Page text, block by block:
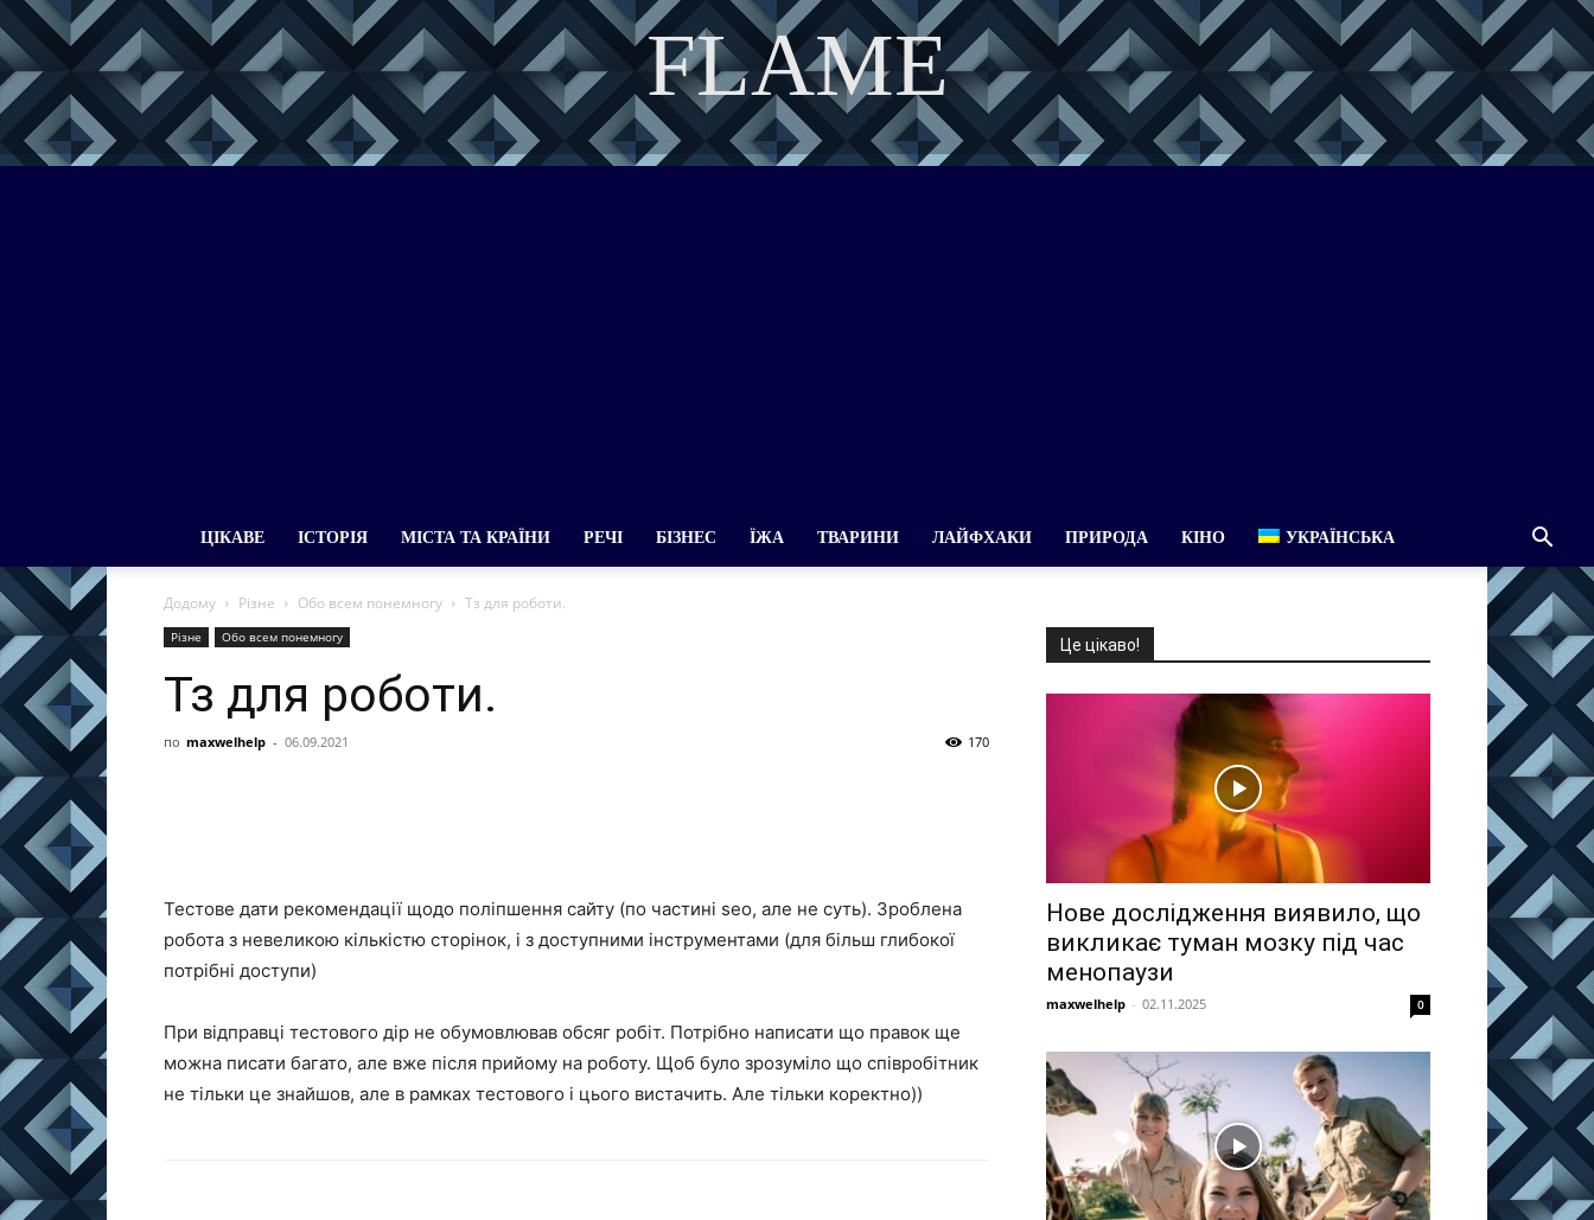
FLAME
DISCOVER THE ART OF PUBLISHING
ЦІКАВЕ ІСТОРІЯ МІСТА ТА КРАЇНИ РЕЧІ БІЗНЕС ЇЖА ТВАРИНИ ЛАЙФХАКИ ПРИРОДА КІНО УКРАЇНСЬКА
Додому Різне Обо всем понемногу Тз для роботи.
Різне Обо всем понемногу
Тз для роботи.
по maxwelhelp - 06.09.2021 170
Тестове дати рекомендації щодо поліпшення сайту (по частині seo, але не суть). Зроблена
робота з невеликою кількістю сторінок, і з доступними інструментами (для більш глибокої
потрібні доступи)
При відправці тестового дір не обумовлював обсяг робіт. Потрібно написати що правок ще
можна писати багато, але вже після прийому на роботу. Щоб було зрозуміло що співробітник
не тільки це знайшов, але в рамках тестового і цього вистачить. Але тільки коректно))
Це цікаво!
Нове дослідження виявило, що
викликає туман мозку під час
менопаузи
maxwelhelp - 02.11.2025 0